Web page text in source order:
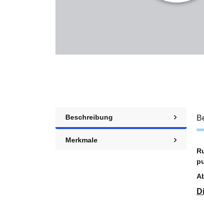
Beschreibung
Merkmale